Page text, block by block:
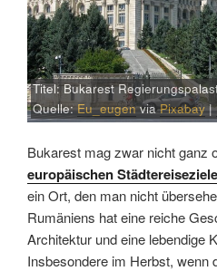
Titel: Bukarest
Quelle:Eu_eugenviaPixabay|
Bukarest mag zwar nicht ganz
europäischen Städtereiseziele
ein Ort, den man nicht
Rumäniens hat eine reiche
Architektur und eine lebendige
Insbesondere im Herbst, wenn